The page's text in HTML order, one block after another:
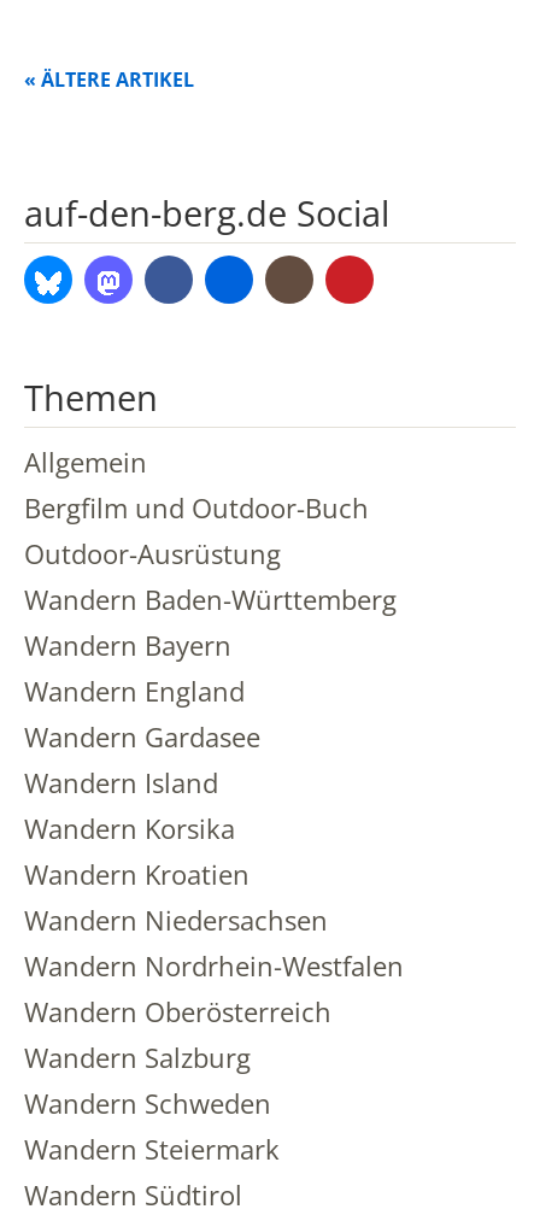
« ÄLTERE ARTIKEL
auf-den-berg.de Social
Bluesky MastodonFacebookFlickr Instagram
Themen
Allgemein
Bergfilm und Outdoor-Buch
Outdoor-Ausrüstung
Wandern Baden-Württemberg
Wandern Bayern
Wandern England
Wandern Gardasee
Wandern Island
Wandern Korsika
Wandern Kroatien
Wandern Niedersachsen
Wandern Nordrhein-Westfalen
Wandern Oberösterreich
Wandern Salzburg
Wandern Schweden
Wandern Steiermark
Wandern Südtirol